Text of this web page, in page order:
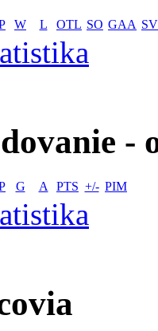
W L OTL SO GAA SV
-
G A PTS +/- PIM